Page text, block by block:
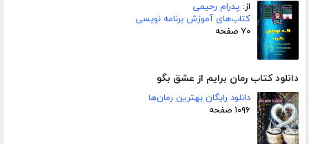
از: پدرام رحیمی
کتاب‌های آموزش برنامه نویسی
۷۰ صفحه
دانلود کتاب رمان برایم از عشق بگو
دانلود رایگان بهترین رمان‌ها
۱۰۹۶ صفحه